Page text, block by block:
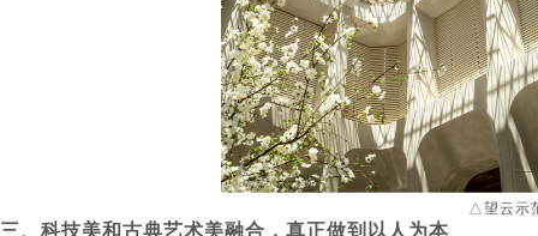
△望云示
三、科技美和古典艺术美融合，真正做到以人为本